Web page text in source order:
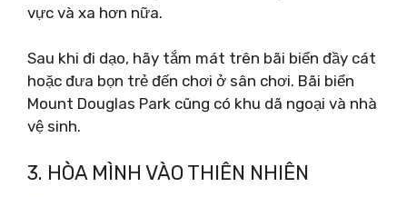
vực và xa hơn nữa.
Sau khi đi dạo, hãy tắm mát trên bãi biển đầy cát
hoặc đưa bọn trẻ đến chơi ở sân chơi. Bãi biển
Mount Douglas Park cũng có khu dã ngoại và nhà
vệ sinh.
3. HÒA MÌNH VÀO THIÊN NHIÊN